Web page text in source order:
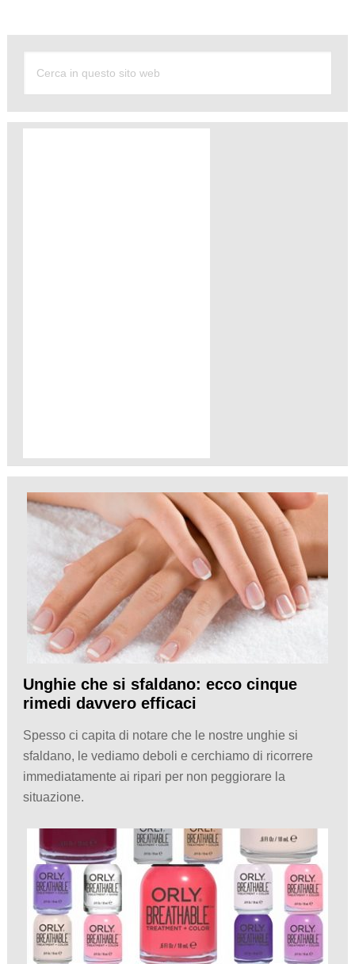
Unghie che si sfaldano: ecco cinque
rimedi davvero efficaci
Spesso ci capita di notare che le nostre unghie si
sfaldano, le vediamo deboli e cerchiamo di ricorrere
immediatamente ai ripari per non peggiorare la
situazione.